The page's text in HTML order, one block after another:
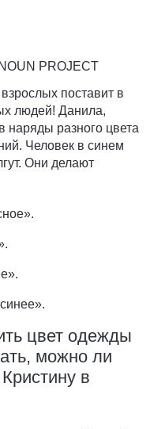
PROJECT
поставит в
людей! Данила,
разного цвета
Человек в синем
Они делают
цвет одежды
можно ли
в